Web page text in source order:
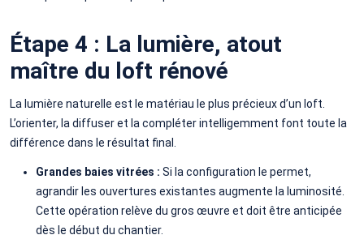
Étape 4 : La lumière, atout
maître du loft rénové
La lumière naturelle est le matériau le plus précieux d’un loft.
L’orienter, la diffuser et la compléter intelligemment font toute la
différence dans le résultat final.
Grandes baies vitrées : Si la configuration le permet,
agrandir les ouvertures existantes augmente la luminosité.
Cette opération relève du gros œuvre et doit être anticipée
dès le début du chantier.